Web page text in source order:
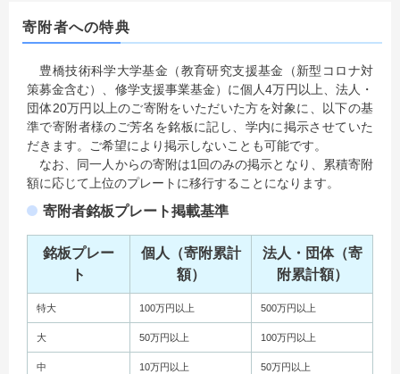
寄附者への特典
豊橋技術科学大学基金（教育研究支援基金（新型コロナ対
策募金含む）、修学支援事業基金）に個人4万円以上、法人・
団体20万円以上のご寄附をいただいた方を対象に、以下の基
準で寄附者様のご芳名を銘板に記し、学内に掲示させていた
だきます。ご希望により掲示しないことも可能です。
なお、同一人からの寄附は1回のみの掲示となり、累積寄附
額に応じて上位のプレートに移行することになります。
寄附者銘板プレート掲載基準
銘板プレー
ト
個人（寄附累計
額）
法人・団体（寄
附累計額）
特大 100万円以上 500万円以上
大 50万円以上 100万円以上
中 10万円以上 50万円以上